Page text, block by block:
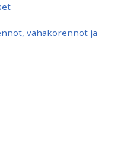
vahakorennot ja